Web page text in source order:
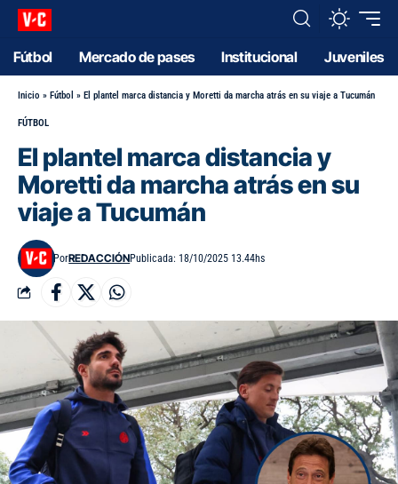
Fútbol Mercado de pases Institucional Juveniles
Inicio » Fútbol » El plantel marca distancia y Moretti da marcha atrás en su viaje a Tucumán
FÚTBOL
El plantel marca distancia y
Moretti da marcha atrás en su
viaje a Tucumán
PorREDACCIÓNPublicada: 18/10/2025 13.44hs